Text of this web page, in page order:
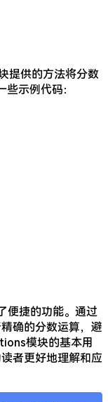
提供的方法将分数
示例代码：
便捷的功能。通过
确的分数运算，避
模块的基本用
者更好地理解和应